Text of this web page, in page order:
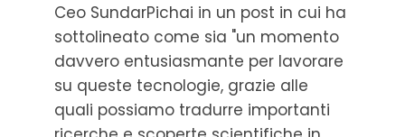
Ceo SundarPichai in un post in cui ha
sottolineato come sia "un momento
davvero entusiasmante per lavorare
su queste tecnologie, grazie alle
quali possiamo tradurre importanti